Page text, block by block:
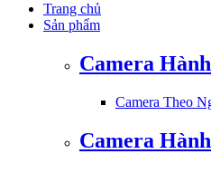
Trang chủ
Sản phẩm
Camera
Camera Theo
Camera